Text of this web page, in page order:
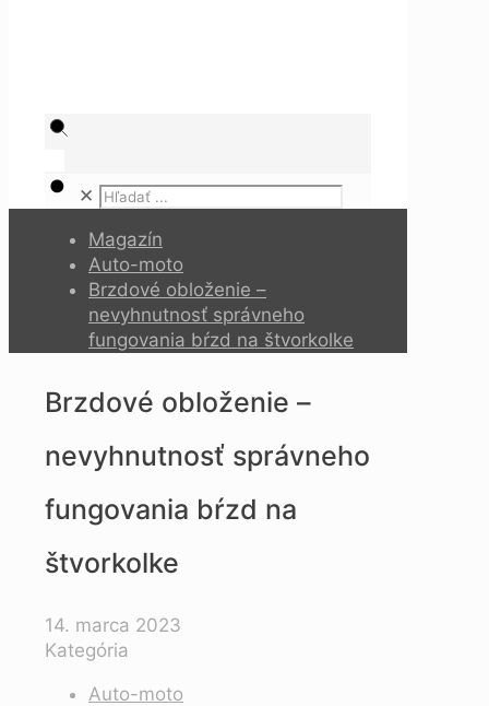
✕
Magazín
Auto-moto
Brzdové obloženie –
nevyhnutnosť správneho
fungovania bŕzd na štvorkolke
Brzdové obloženie –
nevyhnutnosť správneho
fungovania bŕzd na
štvorkolke
14. marca 2023
Kategória
Auto-moto